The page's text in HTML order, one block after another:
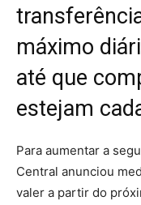
máximo
até que
estejam
Para aumentar a
Central anunciou
valer a partir do